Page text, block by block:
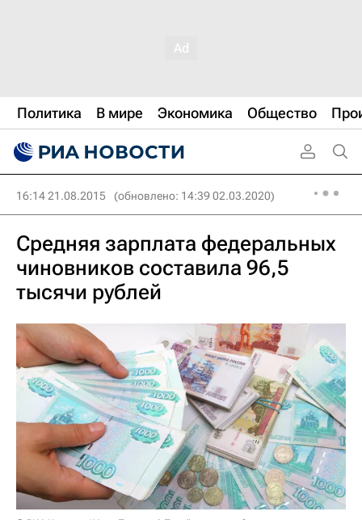
Политика В мире Экономика Общество
16:14 21.08.2015 (обновлено: 14:39 02.03.2020)
Средняя зарплата федеральных
чиновников составила 96,5
тысячи рублей